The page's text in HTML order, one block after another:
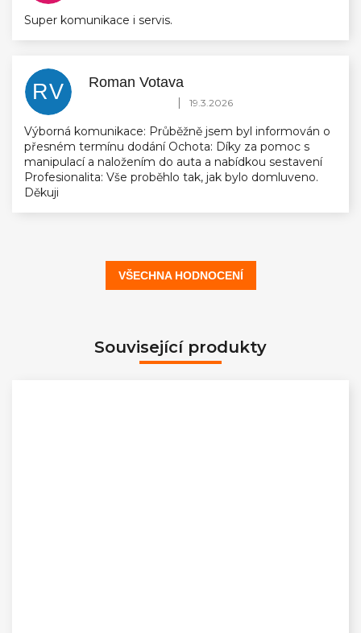
Super komunikace i servis.
RV Roman Votava
Hodnocení obchodu je 5 z 5 hvězdiček.
| 19.3.2026
Výborná komunikace: Průběžně jsem byl informován o
přesném termínu dodání Ochota: Díky za pomoc s
manipulací a naložením do auta a nabídkou sestavení
Profesionalita: Vše proběhlo tak, jak bylo domluveno.
Děkuji
VŠECHNA HODNOCENÍ
Související produkty